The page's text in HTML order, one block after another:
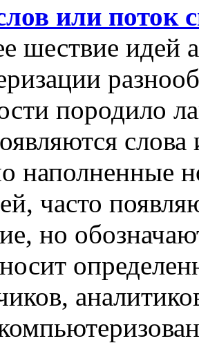
или поток
шествие идей
породило
наполненные
часто
но